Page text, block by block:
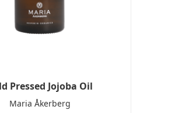
Pressed Jojoba Oil
Maria Åkerberg